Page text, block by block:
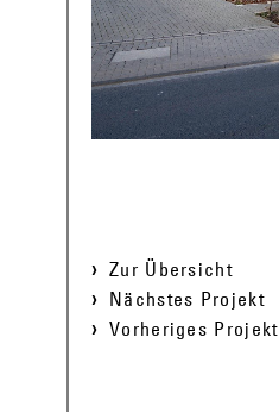
Zur Übersicht
Nächstes Projekt
Vorheriges Projekt